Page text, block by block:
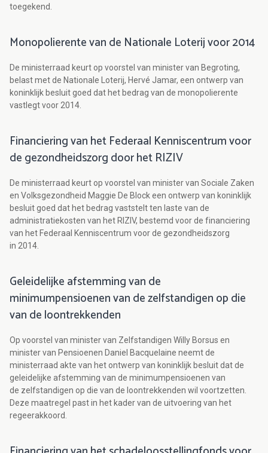
toegekend.
Monopolierente van de Nationale Loterij voor 2014
De ministerraad keurt op voorstel van minister van Begroting,
belast met de Nationale Loterij, Hervé Jamar, een ontwerp van
koninklijk besluit goed dat het bedrag van de monopolierente
vastlegt voor 2014.
Financiering van het Federaal Kenniscentrum voor
de gezondheidszorg door het RIZIV
De ministerraad keurt op voorstel van minister van Sociale Zaken
en Volksgezondheid Maggie De Block een ontwerp van koninklijk
besluit goed dat het bedrag vaststelt ten laste van de
administratiekosten van het RIZIV, bestemd voor de financiering
van het Federaal Kenniscentrum voor de gezondheidszorg
in 2014.
Geleidelijke afstemming van de
minimumpensioenen van de zelfstandigen op die
van de loontrekkenden
Op voorstel van minister van Zelfstandigen Willy Borsus en
minister van Pensioenen Daniel Bacquelaine neemt de
ministerraad akte van het ontwerp van koninklijk besluit dat de
geleidelijke afstemming van de minimumpensioenen van
de zelfstandigen op die van de loontrekkenden wil voortzetten.
Deze maatregel past in het kader van de uitvoering van het
regeerakkoord.